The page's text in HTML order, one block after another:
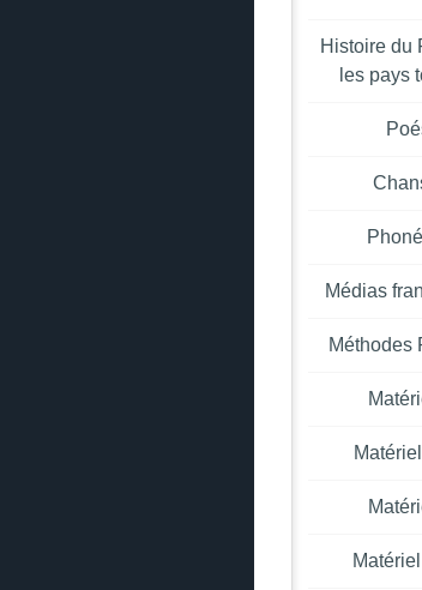
Histoire du
les pays
Médias
Méthodes